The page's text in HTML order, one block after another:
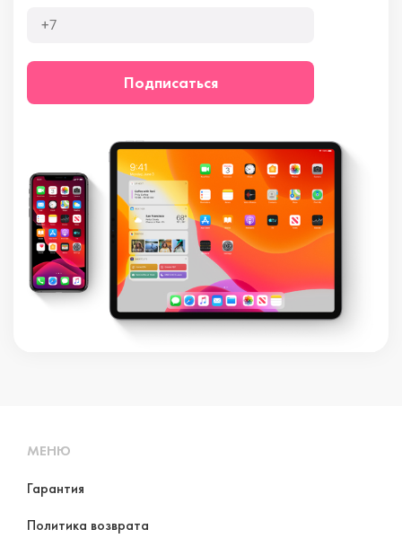
Подписаться
МЕНЮ
Гарантия
Политика возврата